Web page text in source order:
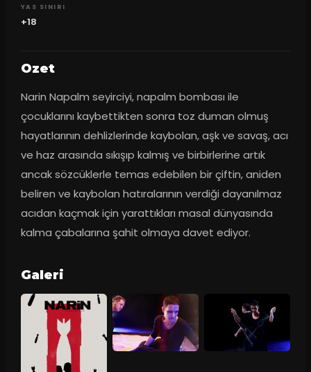
YAS SINIRI
+18
Ozet
Narin Napalm seyirciyi, napalm bombası ile
çocuklarını kaybettikten sonra toz duman olmuş
hayatlarının dehlizlerinde kaybolan, aşk ve savaş, acı
ve haz arasında sıkışıp kalmış ve birbirlerine artık
ancak sözcüklerle temas edebilen bir çiftin, aniden
beliren ve kaybolan hatıralarının verdiği dayanılmaz
acıdan kaçmak için yarattıkları masal dünyasında
kalma çabalarına şahit olmaya davet ediyor.
Galeri